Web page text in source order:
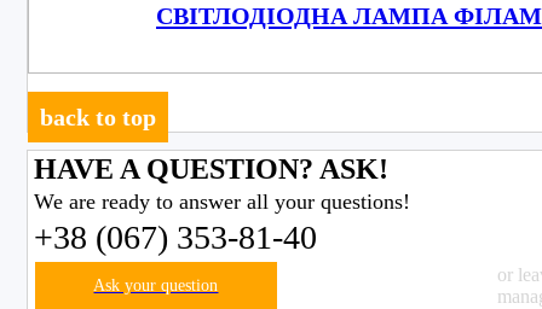
СВІТЛОДІОДНА ЛАМПА
back to top
HAVE A QUESTION? ASK!
We are ready to answer all your questions!
+38 (067) 353-81-40
Ask your question
or